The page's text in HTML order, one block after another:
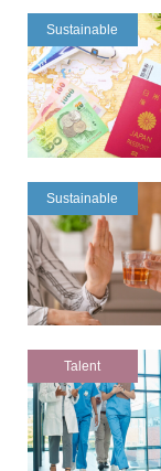
Sustainable
Sustainable
Talent